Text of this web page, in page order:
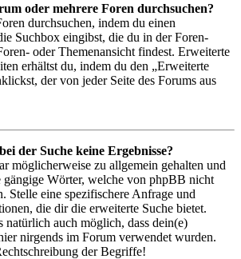
oder mehrere Foren durchsuchen?
durchsuchen, indem du einen
Suchbox eingibst, die du in der Foren-
oder Themenansicht findest. Erweiterte
erhältst du, indem du den „Erweiterte
der von jeder Seite des Forums aus
der Suche keine Ergebnisse?
möglicherweise zu allgemein gehalten und
gängige Wörter, welche von phpBB nicht
Stelle eine spezifischere Anfrage und
die dir die erweiterte Suche bietet.
natürlich auch möglich, dass dein(e)
nirgends im Forum verwendet wurden.
der Begriffe!